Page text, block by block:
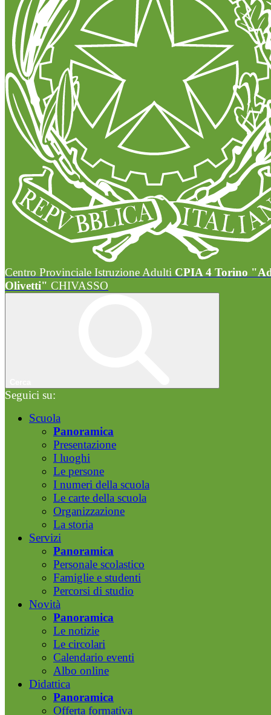
Centro Provinciale Istruzione Adulti CPIA 4 Torino
Olivetti" CHIVASSO
Seguici su:
Scuola
Panoramica
Presentazione
I luoghi
Le persone
I numeri della scuola
Le carte della scuola
Organizzazione
La storia
Servizi
Panoramica
Personale scolastico
Famiglie e studenti
Percorsi di studio
Novità
Panoramica
Le notizie
Le circolari
Calendario eventi
Albo online
Didattica
Panoramica
Offerta formativa